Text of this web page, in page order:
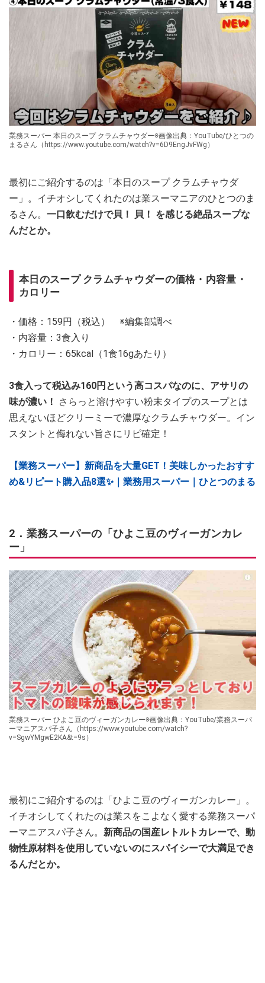
業務スーパー 本日のスープ クラムチャウダー※画像出典：YouTube/ひとつの
まるさん（https://www.youtube.com/watch?v=6D9EngJvFWg）
最初にご紹介するのは「本日のスープ クラムチャウダ
ー」。イチオシしてくれたのは業スーマニアのひとつのま
るさん。 一口飲むだけで貝！ 貝！ を感じる絶品スープな
んだとか。
本日のスープ クラムチャウダーの価格・内容量・
カロリー
・価格：159円（税込） ※編集部調べ
・内容量：3食入り
・カロリー：65kcal（1食16gあたり）
3食入って税込み160円という高コスパなのに、アサリの
味が濃い！
さらっと溶けやすい粉末タイプのスープとは
思えないほどクリーミーで濃厚なクラムチャウダー。イン
スタントと侮れない旨さにリピ確定！
【業務スーパー】新商品を大量GET！美味しかったおすす
め&リピート購入品8選✨｜業務用スーパー｜ひとつのまる
2．業務スーパーの「ひよこ豆のヴィーガンカレ
ー」
業務スーパー ひよこ豆のヴィーガンカレー※画像出典：YouTube/業務スーパ
ーマニアスパ子さん（https://www.youtube.com/watch?
v=SgwYMgwE2KA&t=9s）
最初にご紹介するのは「ひよこ豆のヴィーガンカレー」。
イチオシしてくれたのは業スをこよなく愛する業務スーパ
ーマニアスパ子さん。 新商品の国産レトルトカレーで、動
物性原材料を使用していないのにスパイシーで大満足でき
るんだとか。